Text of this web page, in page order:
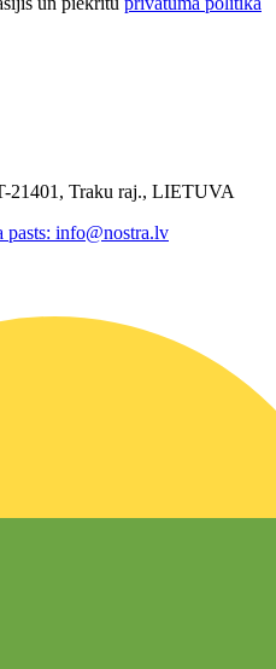
21401, Traku raj., LIETUVA
pasts: info@nostra.lv